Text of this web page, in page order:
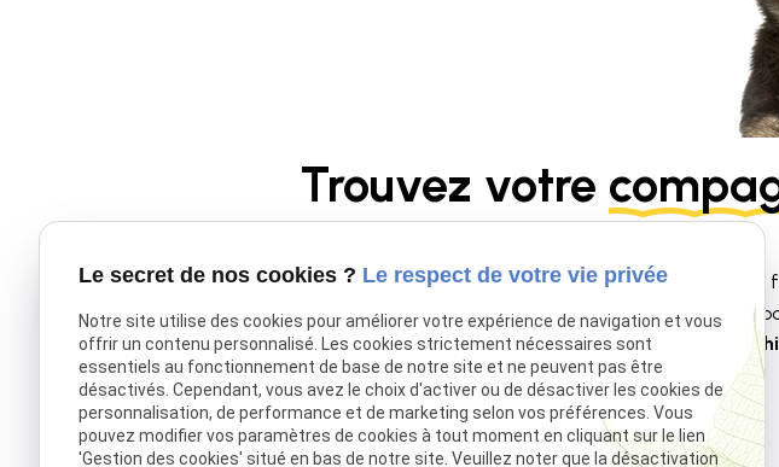
Trouvez votre
Donnez une nouvelle place à l’amour dans
portées sont limitées contactez-nous
Voir nos
Navigation
Accueil
Élevage Canin
Le secret de nos cookies ? Le respect de votre vie privée
Notre site utilise des cookies pour améliorer votre expérience de navigation et vous
offrir un contenu personnalisé. Les cookies strictement nécessaires sont
essentiels au fonctionnement de base de notre site et ne peuvent pas être
désactivés. Cependant, vous avez le choix d'activer ou de désactiver les cookies de
personnalisation, de performance et de marketing selon vos préférences. Vous
pouvez modifier vos paramètres de cookies à tout moment en cliquant sur le lien
'Gestion des cookies' situé en bas de notre site. Veuillez noter que la désactivation